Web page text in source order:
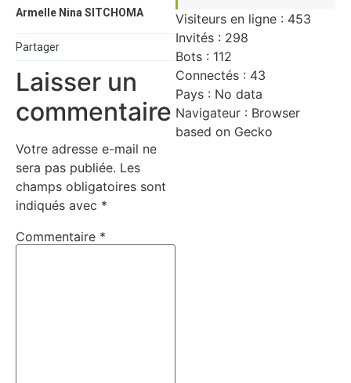
Armelle Nina SITCHOMA
Partager
Laisser un
commentaire
Votre adresse e-mail ne
sera pas publiée. Les
champs obligatoires sont
indiqués avec *
Commentaire *
Visiteurs en ligne : 453
Invités : 298
Bots : 112
Connectés : 43
Pays : No data
Navigateur : Browser
based on Gecko